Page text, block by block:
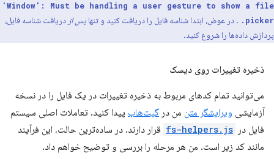
'Window': Must be handling a user gesture to show a file
picker.
. در عوض، ابتدا شناسه فایل را دریافت کنید و تنها پس از دریافت شناسه فایل،
پردازش داده‌ها را شروع کنید.
ذخیره تغییرات روی دیسک
می‌توانید تمام کدهای مربوط به ذخیره تغییرات در یک فایل را در نسخه
آزمایشی ویرایشگر متن من در گیت‌هاب پیدا کنید. تعاملات اصلی سیستم
فایل در fs-helpers.js قرار دارند. در ساده‌ترین حالت، این فرآیند
مانند کد زیر است. من هر مرحله را بررسی و توضیح خواهم داد.